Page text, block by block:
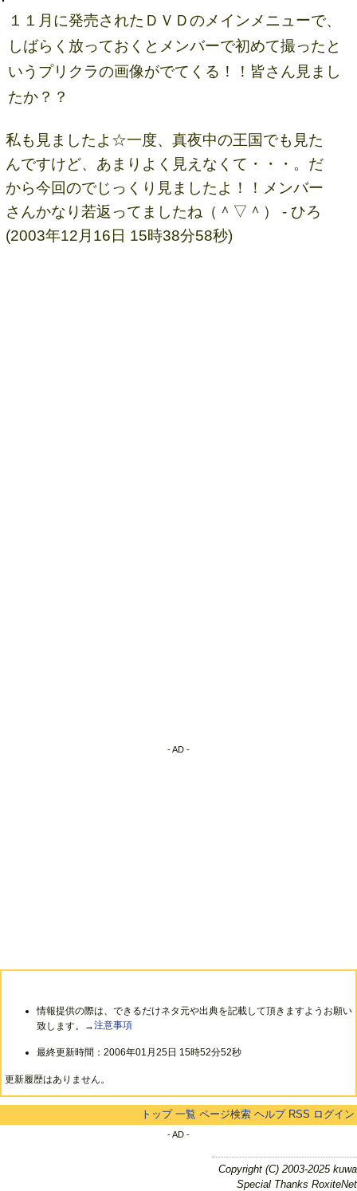
１１月に発売されたＤＶＤのメインメニューで、
しばらく放っておくとメンバーで初めて撮ったと
いうプリクラの画像がでてくる！！皆さん見まし
たか？？
私も見ましたよ☆一度、真夜中の王国でも見た
んですけど、あまりよく見えなくて・・・。だ
から今回のでじっくり見ましたよ！！メンバー
さんかなり若返ってましたね（＾▽＾） - ひろ
(2003年12月16日 15時38分58秒)
- AD -
情報提供の際は、できるだけネタ元や出典を記載して頂きますようお願い
致します。→注意事項
最終更新時間：2006年01月25日 15時52分52秒
更新履歴はありません。
トップ 一覧 ページ検索 ヘルプ RSS ログイン
- AD -
Copyright (C) 2003-2025 kuwa
Special Thanks RoxiteNet